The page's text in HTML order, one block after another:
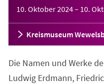
10. Oktober 2024– 10.
Kreismuseum
Die Namen und Werke
Ludwig Erdmann,